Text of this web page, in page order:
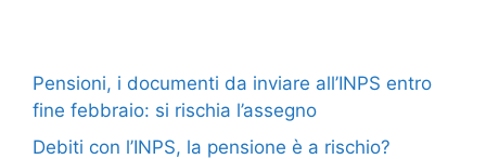
Pensioni, i documenti da inviare all’INPS entro
fine febbraio: si rischia l’assegno
Debiti con l’INPS, la pensione è a rischio?